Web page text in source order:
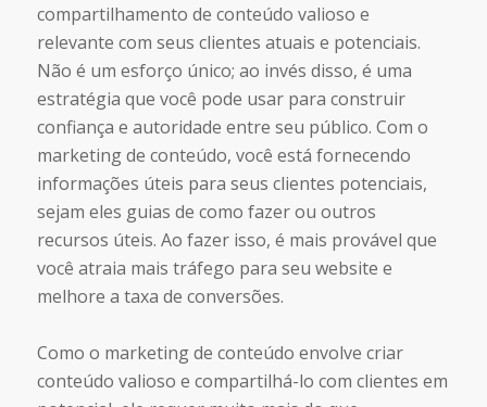
compartilhamento de conteúdo valioso e
relevante com seus clientes atuais e potenciais.
Não é um esforço único; ao invés disso, é uma
estratégia que você pode usar para construir
confiança e autoridade entre seu público. Com o
marketing de conteúdo, você está fornecendo
informações úteis para seus clientes potenciais,
sejam eles guias de como fazer ou outros
recursos úteis. Ao fazer isso, é mais provável que
você atraia mais tráfego para seu website e
melhore a taxa de conversões.
Como o marketing de conteúdo envolve criar
conteúdo valioso e compartilhá-lo com clientes em